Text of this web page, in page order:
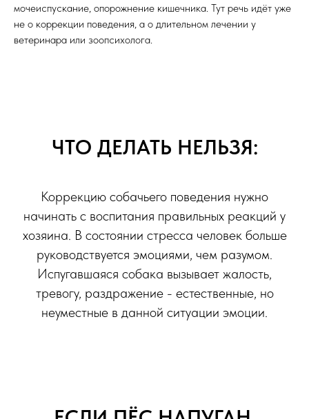
мочеиспускание, опорожнение кишечника. Тут речь идёт уже
не о коррекции поведения, а о длительном лечении у
ветеринара или зоопсихолога.
ЧТО ДЕЛАТЬ НЕЛЬЗЯ:
Коррекцию собачьего поведения нужно
начинать с воспитания правильных реакций у
хозяина. В состоянии стресса человек больше
руководствуется эмоциями, чем разумом.
Испугавшаяся собака вызывает жалость,
тревогу, раздражение - естественные, но
неуместные в данной ситуации эмоции.